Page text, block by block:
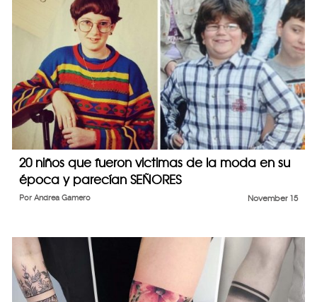
20 niños que fueron victimas de la moda en su
época y parecían SEÑORES
November 15
Por Andrea Gamero